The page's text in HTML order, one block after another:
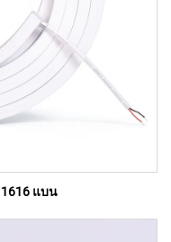
แบน